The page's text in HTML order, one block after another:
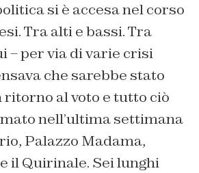
si è accesa nel corso
Tra alti e bassi. Tra
– per via di varie crisi
che sarebbe stato
al voto e tutto ciò
nell’ultima settimana
Palazzo Madama,
il Quirinale. Sei lunghi